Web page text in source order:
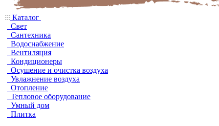
Каталог
Свет
Сантехника
Водоснабжение
Вентиляция
Кондиционеры
Осушение и очистка воздуха
Увлажнение воздуха
Отопление
Тепловое оборудование
Умный дом
Плитка